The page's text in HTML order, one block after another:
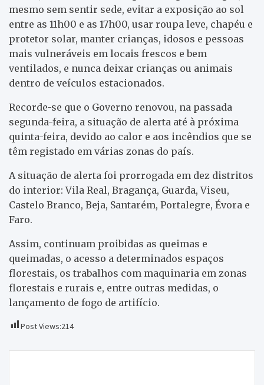
mesmo sem sentir sede, evitar a exposição ao sol
entre as 11h00 e as 17h00, usar roupa leve, chapéu e
protetor solar, manter crianças, idosos e pessoas
mais vulneráveis em locais frescos e bem
ventilados, e nunca deixar crianças ou animais
dentro de veículos estacionados.
Recorde-se que o Governo renovou, na passada
segunda-feira, a situação de alerta até à próxima
quinta-feira, devido ao calor e aos incêndios que se
têm registado em várias zonas do país.
A situação de alerta foi prorrogada em dez distritos
do interior: Vila Real, Bragança, Guarda, Viseu,
Castelo Branco, Beja, Santarém, Portalegre, Évora e
Faro.
Assim, continuam proibidas as queimas e
queimadas, o acesso a determinados espaços
florestais, os trabalhos com maquinaria em zonas
florestais e rurais e, entre outras medidas, o
lançamento de fogo de artifício.
Post Views:214